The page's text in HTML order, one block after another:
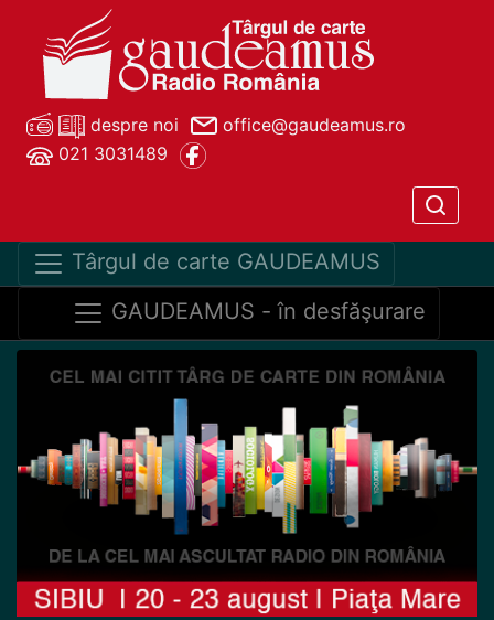
despre noi
office@gaudeamus.ro
021 3031489
Târgul de carte GAUDEAMUS
GAUDEAMUS - în desfăşurare